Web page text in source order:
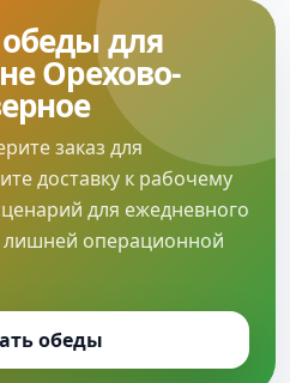
для
Орехово-
заказ для
доставку к рабочему
для ежедневного
операционной
обеды